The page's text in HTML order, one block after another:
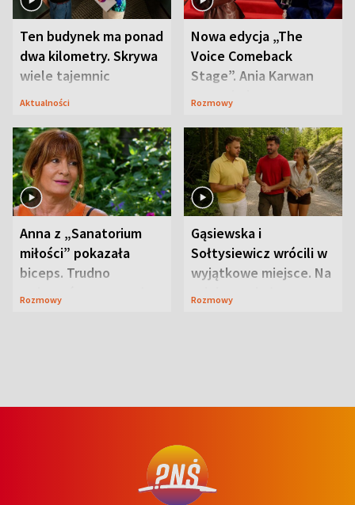
Ten budynek ma ponad
dwa kilometry. Skrywa
wiele tajemnic
Aktualności
Nowa edycja „The
Voice Comeback
Stage”. Ania Karwan
zapowiada
Rozmowy
Anna z „Sanatorium
miłości” pokazała
biceps. Trudno
uwierzyć, co przeszła
Rozmowy
Gąsiewska i
Sołtysiewicz wrócili w
wyjątkowe miejsce. Na
szlaku czekał
Rozmowy